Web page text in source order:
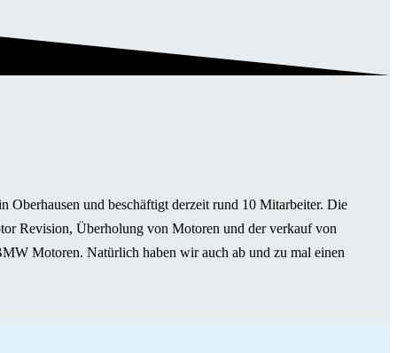
und beschäftigt derzeit rund 10 Mitarbeiter. Die
Revision, Überholung von Motoren und der verkauf von
Motoren. Natürlich haben wir auch ab und zu mal einen